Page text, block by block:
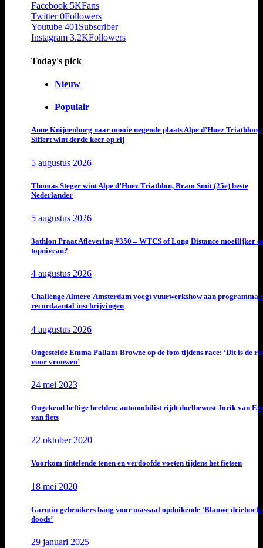
Facebook 5KFans
Twitter 0Followers
Youtube 401Subscriber
Instagram 3.2KFollowers
Today's pick
Nieuw
Populair
Anne Knijnenburg naar mooie negende plaats Alpe d’Huez Triathlon,
Siffert wint derde keer op rij
5 augustus 2026
Thomas Steger wint Alpe d’Huez Triathlon, Bram Smit (25e) beste
Nederlander
5 augustus 2026
3athlon Praat Aflevering #350 – WTCS of Long Distance moeilijker
topniveau?
4 augustus 2026
Challenge Almere-Amsterdam voegt vuurwerkshow aan programma
recordaantal inschrijvingen
4 augustus 2026
Ongestelde Emma Pallant-Browne op de foto tijdens race: ‘Dit is de
voor vrouwen’
24 mei 2023
Ongekend heftige beelden: automobilist rijdt doelbewust Jorik van
van fiets
22 oktober 2020
Voorkom tintelende tenen en verdoofde voeten tijdens het fietsen
18 mei 2020
Garmin-gebruikers bang voor massaal opduikende ‘Blauwe driehoek
doods’
29 januari 2025